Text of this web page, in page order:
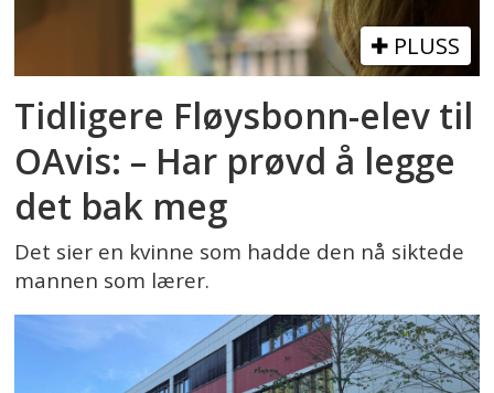
PLUSS
Tidligere Fløysbonn-elev til
OAvis: – Har prøvd å legge
det bak meg
Det sier en kvinne som hadde den nå siktede
mannen som lærer.